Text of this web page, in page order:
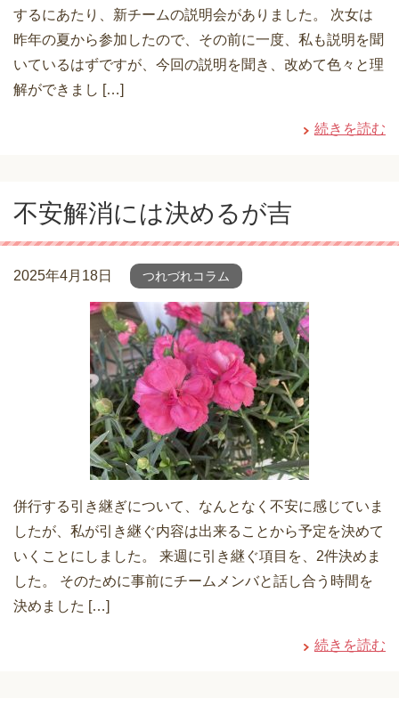
するにあたり、新チームの説明会がありました。 次女は
昨年の夏から参加したので、その前に一度、私も説明を聞
いているはずですが、今回の説明を聞き、改めて色々と理
解ができまし […]
続きを読む
不安解消には決めるが吉
2025年4月18日 つれづれコラム
併行する引き継ぎについて、なんとなく不安に感じていま
したが、私が引き継ぐ内容は出来ることから予定を決めて
いくことにしました。 来週に引き継ぐ項目を、2件決めま
した。 そのために事前にチームメンバと話し合う時間を
決めました […]
続きを読む